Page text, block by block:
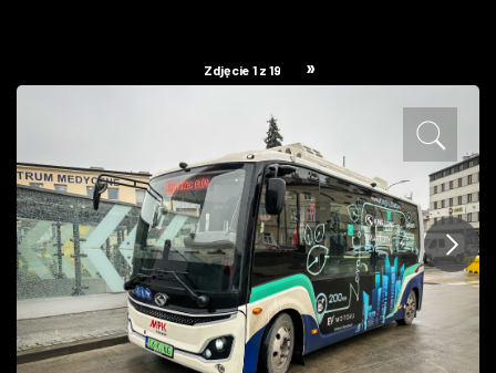
Zdjęcie 1 z 19 »